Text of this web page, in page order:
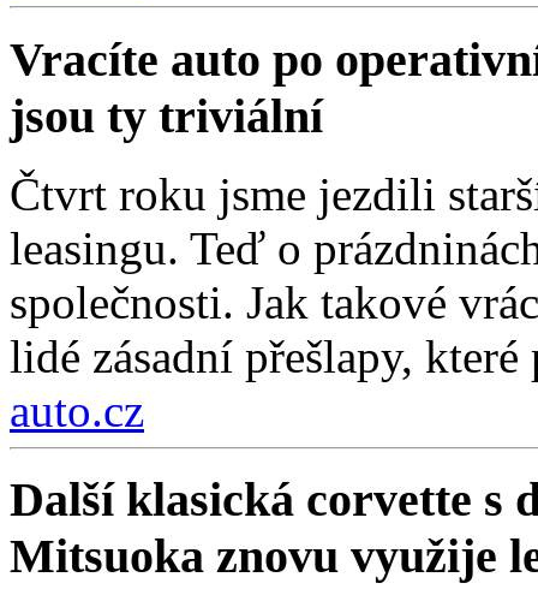
Vracíte auto po
jsou ty triviální
Čtvrt roku jsme jezdili
leasingu. Teď o
společnosti. Jak takové
lidé zásadní přešlapy,
auto.cz
Další klasická corvette s
Mitsuoka znovu využije